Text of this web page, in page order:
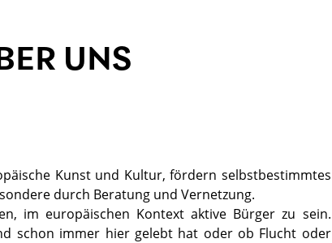
UNS
Kunst und Kultur, fördern selbstbestimmtes
durch Beratung und Vernetzung.
im europäischen Kontext aktive Bürger zu sein.
schon immer hier gelebt hat oder ob Flucht oder